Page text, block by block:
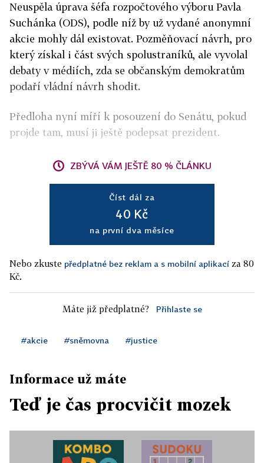
Neuspěla úprava šéfa rozpočtového výboru Pavla
Suchánka (ODS), podle níž by už vydané anonymní
akcie mohly dál existovat. Pozměňovací návrh, pro
který získal i část svých spolustraníků, ale vyvolal
debaty v médiích, zda se občanským demokratům
podaří vládní návrh shodit.
Předloha nyní míří k posouzení do Senátu, pokud
projde tam, musí ji ještě podepsat prezident.
ZBÝVÁ VÁM JEŠTĚ 80 % ČLÁNKU
Číst dál za
40 Kč
na první dva měsíce
Nebo zkuste předplatné bez reklam a s mobilní aplikací za 80
Kč.
Máte již předplatné? Přihlaste se
#akcie #sněmovna #justice
Informace už máte
Teď je čas procvičit mozek